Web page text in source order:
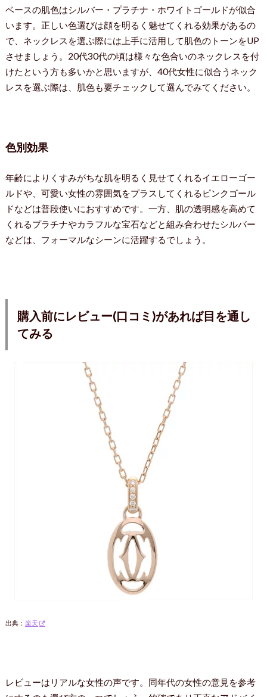
ベースの肌色はシルバー・プラチナ・ホワイトゴールドが似合
います。正しい色選びは顔を明るく魅せてくれる効果があるの
で、ネックレスを選ぶ際には上手に活用して肌色のトーンをUP
させましょう。20代30代の頃は様々な色合いのネックレスを付
けたという方も多いかと思いますが、40代女性に似合うネック
レスを選ぶ際は、肌色も要チェックして選んでみてください。
色別効果
年齢によりくすみがちな肌を明るく見せてくれるイエローゴー
ルドや、可愛い女性の雰囲気をプラスしてくれるピンクゴール
ドなどは普段使いにおすすめです。一方、肌の透明感を高めて
くれるプラチナやカラフルな宝石などと組み合わせたシルバー
などは、フォーマルなシーンに活躍するでしょう。
購入前にレビュー(口コミ)があれば目を通し
てみる
出典： 楽天
レビューはリアルな女性の声です。同年代の女性の意見を参考